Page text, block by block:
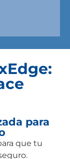
para
que tu